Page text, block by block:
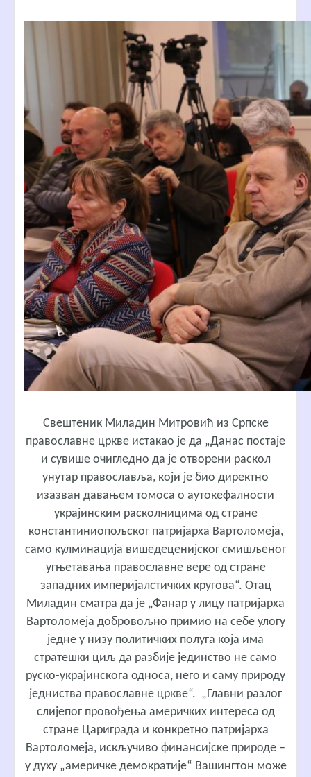
Свештеник Миладин Митровић из Српске
православне цркве истакао је да „Данас постаје
и сувише очигледно да је отворени раскол
унутар православља, који је био директно
изазван давањем томоса о аутокефалности
украјинским расколницима од стране
константиниопољског патријарха Вартоломеја,
само кулминација вишедеценијског смишљеног
угњетавања православне вере од стране
западних империјалстичких кругова“. Отац
Миладин сматра да је „Фанар у лицу патријарха
Вартоломеја добровољно примио на себе улогу
једне у низу политичких полуга која има
стратешки циљ да разбије јединство не само
руско-украјинскога односа, него и саму природу
једниства православне цркве“. „Главни разлог
слијепог провођења америчких интереса од
стране Цариграда и конкретно патријарха
Вартоломеја, искључиво финансијске природе –
у духу „америчке демократије“ Вашингтон може